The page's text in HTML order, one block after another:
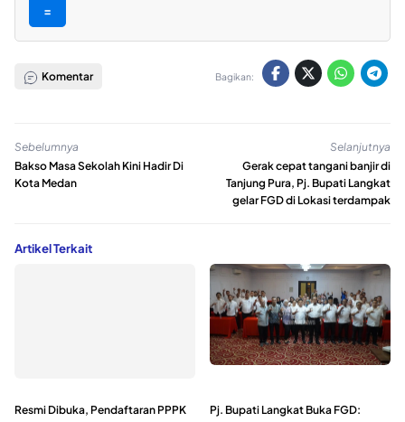
=
Komentar Bagikan:
Sebelumnya
Bakso Masa Sekolah Kini Hadir Di
Kota Medan
Selanjutnya
Gerak cepat tangani banjir di
Tanjung Pura, Pj. Bupati Langkat
gelar FGD di Lokasi terdampak
Artikel Terkait
Resmi Dibuka, Pendaftaran PPPK
Pj. Bupati Langkat Buka FGD: